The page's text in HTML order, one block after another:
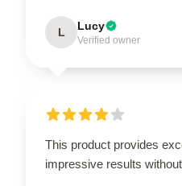
L Lucy
Verified owner
This product provides
impressive results